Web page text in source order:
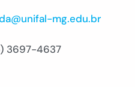
mg.edu.br
3697-4637